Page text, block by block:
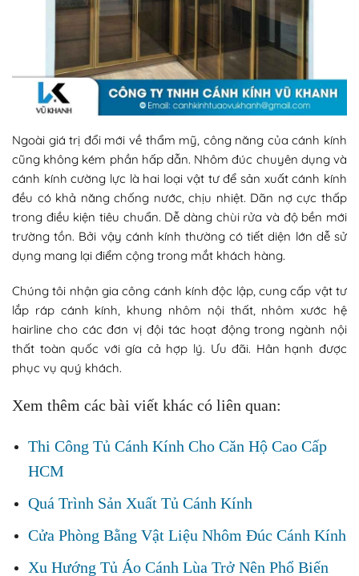
Ngoài giá trị đổi mới về thẩm mỹ, công năng của cánh kính
cũng không kém phần hấp dẫn. Nhôm đúc chuyên dụng và
cánh kính cường lực là hai loại vật tư để sản xuất cánh kính
đều có khả năng chống nước, chịu nhiệt. Dãn nợ cực thấp
trong điều kiện tiêu chuẩn. Dễ dàng chùi rửa và độ bền mới
trường tồn. Bởi vậy cánh kính thường có tiết diện lớn dễ sử
dụng mang lại điểm cộng trong mắt khách hàng.
Chúng tôi nhận gia công cánh kính độc lập, cung cấp vật tư
lắp ráp cánh kính, khung nhôm nội thất, nhôm xước hệ
hairline cho các đơn vị đội tác hoạt động trong ngành nội
thất toàn quốc với gía cả hợp lý. Ưu đãi. Hân hạnh được
phục vụ quý khách.
Xem thêm các bài viết khác có liên quan:
Thi Công Tủ Cánh Kính Cho Căn Hộ Cao Cấp
HCM
Quá Trình Sản Xuất Tủ Cánh Kính
Cửa Phòng Bằng Vật Liệu Nhôm Đúc Cánh Kính
Xu Hướng Tủ Áo Cánh Lùa Trở Nên Phổ Biến